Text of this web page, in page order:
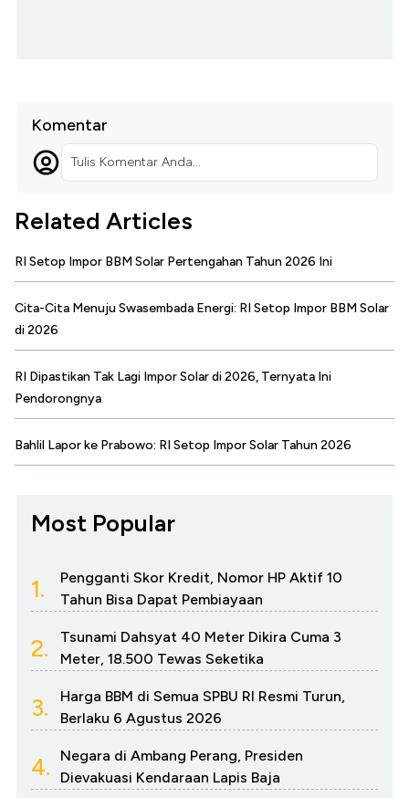
Komentar
Tulis Komentar Anda...
Related Articles
RI Setop Impor BBM Solar Pertengahan Tahun 2026 Ini
Cita-Cita Menuju Swasembada Energi: RI Setop Impor BBM Solar
di 2026
RI Dipastikan Tak Lagi Impor Solar di 2026, Ternyata Ini
Pendorongnya
Bahlil Lapor ke Prabowo: RI Setop Impor Solar Tahun 2026
Most Popular
1.
Pengganti Skor Kredit, Nomor HP Aktif 10
Tahun Bisa Dapat Pembiayaan
2.
Tsunami Dahsyat 40 Meter Dikira Cuma 3
Meter, 18.500 Tewas Seketika
3.
Harga BBM di Semua SPBU RI Resmi Turun,
Berlaku 6 Agustus 2026
4.
Negara di Ambang Perang, Presiden
Dievakuasi Kendaraan Lapis Baja